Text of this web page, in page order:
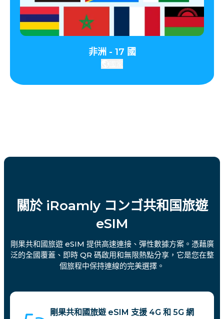
非洲 - 17 國
關於 iRoamly コンゴ共和国旅遊
eSIM
剛果共和國旅遊 eSIM 提供高速連接、彈性數據方案。憑藉廣
泛的全國覆蓋、即時 QR 碼啟用和無限熱點分享，它是您在整
個旅程中保持連線的完美選擇。
剛果共和國旅遊 eSIM 支援 4G 和 5G 網